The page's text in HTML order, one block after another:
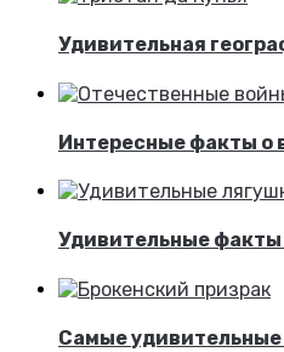
Удивительная
Интересные факты о
Удивительные факты
Самые